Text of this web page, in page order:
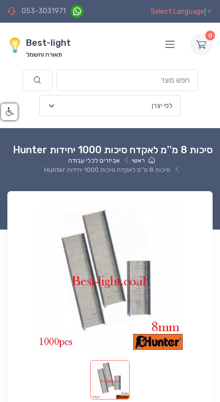
053-3031971 Select Language ▼
Best-light
תאורה וחשמל
0
סיכות 8 מ''מ לאקדח סיכות 1000 יחידות Hunter
ראשי
אביזרים לכלי עבודה
סיכות 8 מ''מ לאקדח סיכות 1000 יחידות Hunter